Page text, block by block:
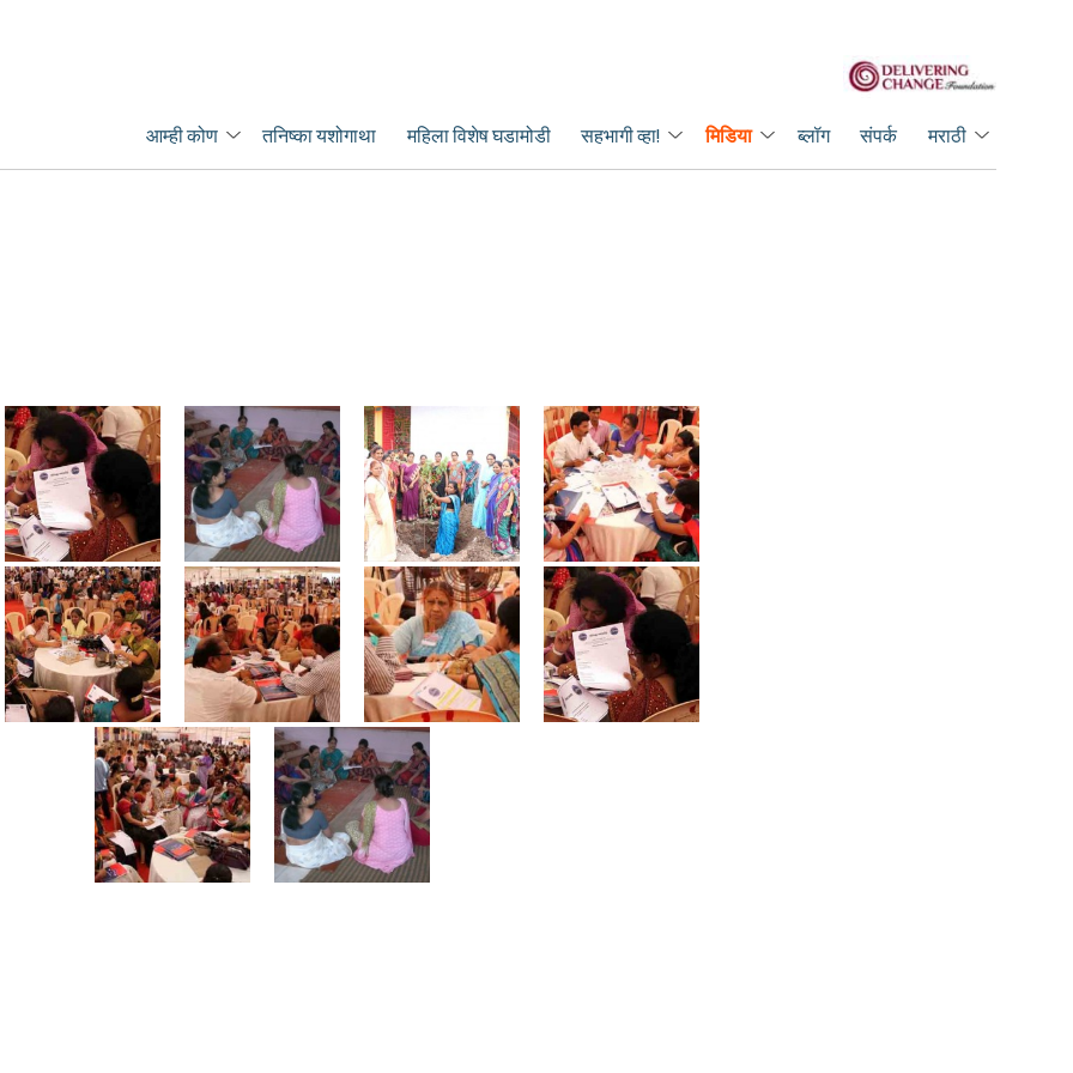
Primary menu
Skip to primary content
Skip to secondary content
आम्ही कोण तनिष्का यशोगाथा महिला विशेष घडामोडी सहभागी व्हा! मिडिया ब्लॉग संपर्क मराठी